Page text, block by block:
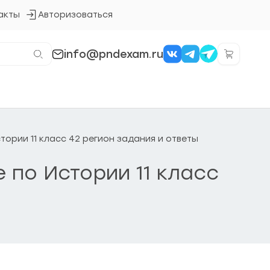
Авторизоваться
Кнопка
info@pndexam.ru
11 класс 42 регион задания и ответы
по Истории 11 класс